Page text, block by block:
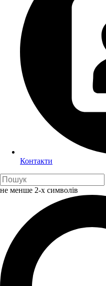
Контакти
не менше 2-х символів